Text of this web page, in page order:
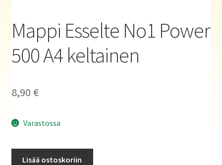
Mappi Esselte No1 Power
500 A4 keltainen
8,90 €
Varastossa
Lisää ostoskoriin